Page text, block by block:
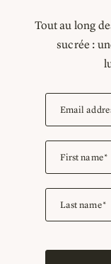
Tout au long
sucrée :